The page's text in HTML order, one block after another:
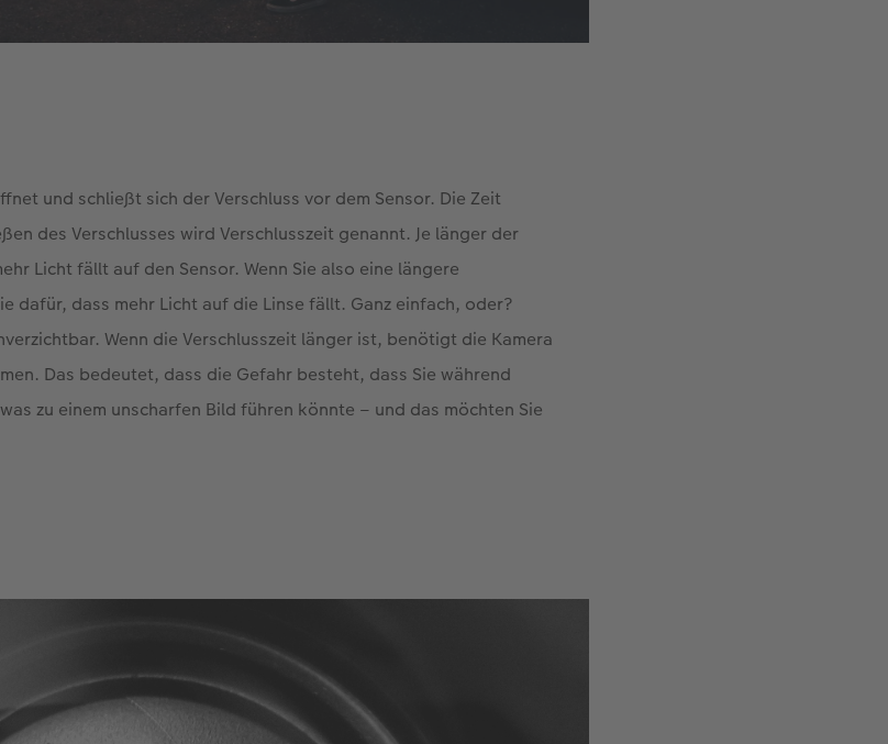
und schließt sich der Verschluss vor dem Sensor. Die Zeit
des Verschlusses wird Verschlusszeit genannt. Je länger der
Licht fällt auf den Sensor. Wenn Sie also eine längere
dafür, dass mehr Licht auf die Linse fällt. Ganz einfach, oder?
Wenn die Verschlusszeit länger ist, benötigt die Kamera
Das bedeutet, dass die Gefahr besteht, dass Sie während
zu einem unscharfen Bild führen könnte – und das möchten Sie